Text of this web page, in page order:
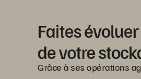
Faites
de votre
Grâce à ses opérations